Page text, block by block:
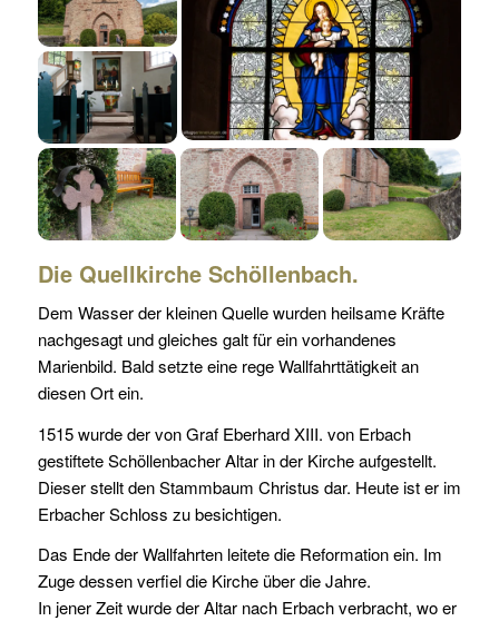
Die Quellkirche Schöllenbach.
Dem Wasser der kleinen Quelle wurden heilsame Kräfte
nachgesagt und gleiches galt für ein vorhandenes
Marienbild. Bald setzte eine rege Wallfahrttätigkeit an
diesen Ort ein.
1515 wurde der von Graf Eberhard XIII. von Erbach
gestiftete Schöllenbacher Altar in der Kirche aufgestellt.
Dieser stellt den Stammbaum Christus dar. Heute ist er im
Erbacher Schloss zu besichtigen.
Das Ende der Wallfahrten leitete die Reformation ein. Im
Zuge dessen verfiel die Kirche über die Jahre.
In jener Zeit wurde der Altar nach Erbach verbracht, wo er